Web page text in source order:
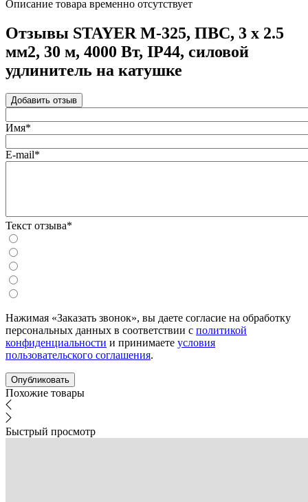
Описание товара временно отсутствует
Отзывы STAYER М-325, ПВС, 3 х 2.5
мм2, 30 м, 4000 Вт, IP44, силовой
удлинитель на катушке
Добавить отзыв
Имя*
E-mail*
Текст отзыва*
Нажимая «Заказать звонок», вы даете согласие на обработку
персональных данных в соответствии с политикой
конфиденциальности и принимаете условия
пользовательского соглашения.
Похожие товары
Быстрый просмотр